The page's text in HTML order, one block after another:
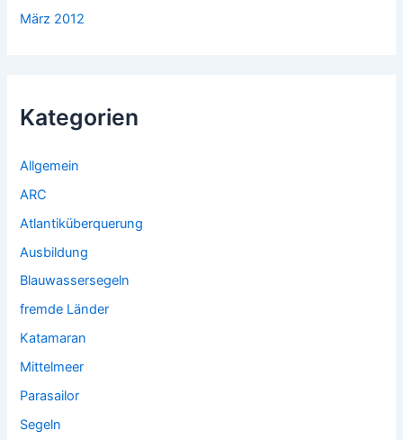
März 2012
Kategorien
Allgemein
ARC
Atlantiküberquerung
Ausbildung
Blauwassersegeln
fremde Länder
Katamaran
Mittelmeer
Parasailor
Segeln